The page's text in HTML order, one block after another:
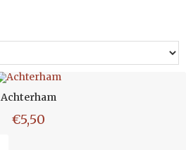
Achterham
€5,50